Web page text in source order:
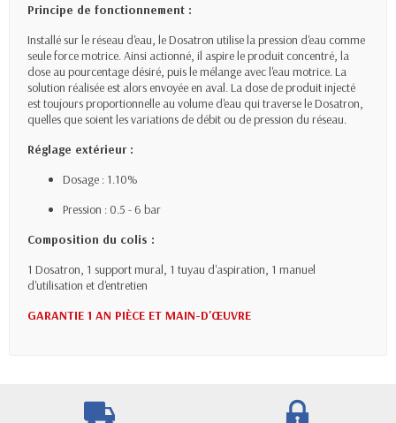
Principe de fonctionnement :
Installé sur le réseau d'eau, le Dosatron utilise la pression d'eau comme
seule force motrice. Ainsi actionné, il aspire le produit concentré, la
dose au pourcentage désiré, puis le mélange avec l'eau motrice. La
solution réalisée est alors envoyée en aval. La dose de produit injecté
est toujours proportionnelle au volume d'eau qui traverse le Dosatron,
quelles que soient les variations de débit ou de pression du réseau.
Réglage extérieur :
Dosage : 1.10%
Pression : 0.5 - 6 bar
Composition du colis :
1 Dosatron, 1 support mural, 1 tuyau d'aspiration, 1 manuel
d'utilisation et d'entretien
GARANTIE 1 AN PIÈCE ET MAIN-D'ŒUVRE